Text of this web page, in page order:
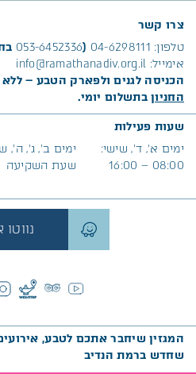
צרו קשר
טלפון: 04-6298111
(
053-6452336
אימייל: info@ramathanadiv.org.il
הכניסה לגנים ולפארק הטבע – ללא
החניוןבתשלום יומי.
שעות פעילות
ימים א׳, ד’, שישי:
08:00 – 16:00
שעת השקיעה
נווטו
המגזין שיחבר אתכם לטבע,
שחדש ברמת הנדיב